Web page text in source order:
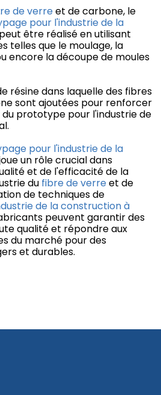
de verreet de carbone, le
pour l'industrie de la
peut être réalisé en utilisant
telles que le moulage, la
encore la découpe de moules
résine dans laquelle des fibres
sont ajoutées pour renforcer
prototype pour l'industrie de
pour l'industrie de la
un rôle crucial dans
et de l'efficacité de la
du fibre de verreet de
de techniques de
de la construction à
peuvent garantir des
qualité et répondre aux
du marché pour des
et durables.